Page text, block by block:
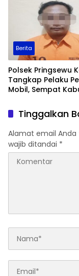
Berita
Polsek Pringsewu
Tangkap Pelaku
Mobil, Sempat
Tinggalkan
Alamat email Anda
wajib ditandai *